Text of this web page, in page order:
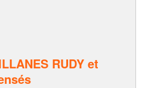
RUDY et